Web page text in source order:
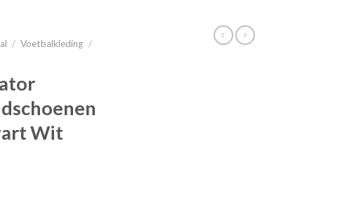
/ Voetbalkleding /
Wit